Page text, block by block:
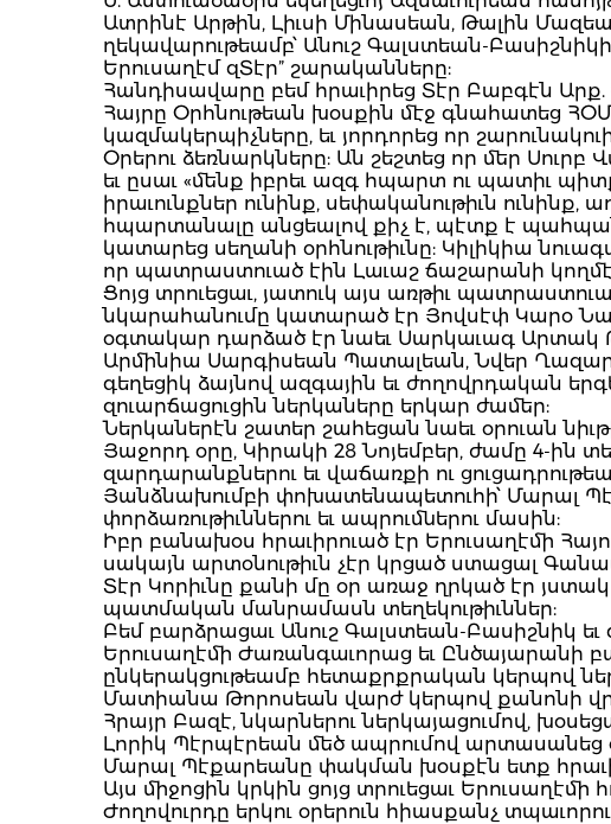
Ատրինէ Արթին, Լիւսի Մինասեան, Թալին
ղեկավարութեամբ՝ Անուշ Գալստեան-
Երուսաղէմ զՏէր” շարականները:
Հանդիսավարը բեմ հրաւիրեց Տէր Բաբգէն Արք.
Հայրը Օրհնութեան խօսքին մէջ գնահատեց
կազմակերպիչները, եւ յորդորեց որ
Օրերու ձեռնարկները: Ան շեշտեց որ մեր
եւ ըսաւ «մենք իբրեւ ազգ հպարտ ու պատիւ
իրաւունքներ ունինք, սեփականութիւն ունինք,
հպարտանալը անցեալով քիչ է, պէտք է
կատարեց սեղանի օրհնութիւնը: Կիլիկիա
որ պատրաստուած էին Լաւաշ ճաշարանի
Ցոյց տրուեցաւ, յատուկ այս առթիւ
նկարահանումը կատարած էր Յովսէփ Կարօ
օգտակար դարձած էր նաեւ Սարկաւագ Արտակ
Արմինիա Սարգիսեան Պատալեան, Նվեր
գեղեցիկ ձայնով ազգային եւ ժողովրդական
զուարճացուցին ներկաները երկար ժամեր:
Ներկաներէն շատեր շահեցան նաեւ օրուան
Յաջորդ օրը, Կիրակի 28 Նոյեմբեր, ժամը 4-ին
զարդարանքներու եւ վաճառքի ու
Յանձնախումբի փոխատենապետուհի՝ Մարալ
փորձառութիւններու եւ ապրումներու մասին:
Իբր բանախօս հրաւիրուած էր Երուսաղէմի
սակայն արտօնութիւն չէր կրցած ստացալ
Տէր Կորիւնը քանի մը օր առաջ ղրկած էր
պատմական մանրամասն տեղեկութիւններ:
Բեմ բարձրացաւ Անուշ Գալստեան-Բասիշնիկ եւ
Երուսաղէմի Ժառանգաւորաց եւ Ընծայարանի
ընկերակցութեամբ հետաքրքրական կերպով
Մատիանա Թորոսեան վարժ կերպով քանոնի վրայ
Հրայր Բազէ, նկարներու ներկայացումով,
Լորիկ Պէրպէրեան մեծ ապրումով արտասանեց
Մարալ Պէքարեանը փակման խօսքէն ետք
Այս միջոցին կրկին ցոյց տրուեցաւ
Ժողովուրդը երկու օրերուն հիասքանչ